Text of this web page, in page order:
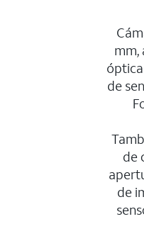
mm,
de
de
de